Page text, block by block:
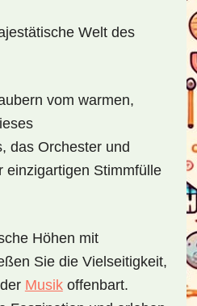
Welt des
vom warmen,
das Orchester und
einzigartigen Stimmfülle
Höhen mit
Sie die Vielseitigkeit,
Musikoffenbart.